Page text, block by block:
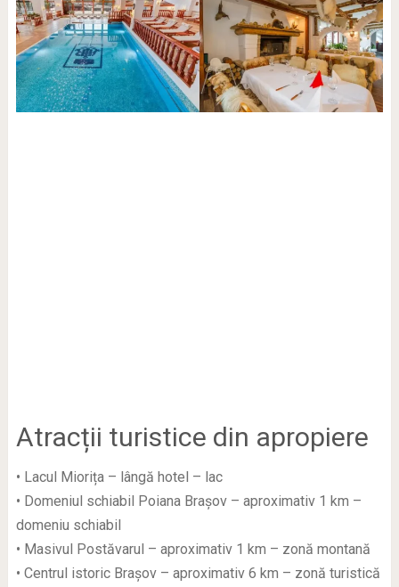
Atracții turistice din apropiere
• Lacul Miorița – lângă hotel – lac
• Domeniul schiabil Poiana Brașov – aproximativ 1 km –
domeniu schiabil
• Masivul Postăvarul – aproximativ 1 km – zonă montană
• Centrul istoric Brașov – aproximativ 6 km – zonă turistică